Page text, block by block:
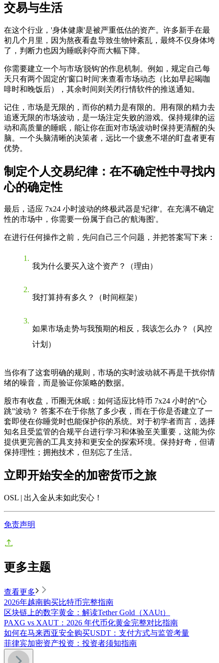
交易与生活
在这个行业，'身体健康'是被严重低估的资产。许多新手在最
初几个月里，因为熬夜看盘导致生物钟紊乱，最终不仅身体垮
了，判断力也因为睡眠剥夺而大幅下降。
你需要建立一个与市场'脱钩'的作息机制。例如，规定自己每
天只有两个固定的'窗口时间'来查看市场动态（比如早起喝咖
啡时和晚饭后），其余时间则关闭行情软件的推送通知。
记住，市场是无限的，而你的精力是有限的。用有限的精力去
追逐无限的市场波动，是一场注定失败的游戏。保持规律的运
动和高质量的睡眠，能让你在面对市场波动时保持更清醒的头
脑。一个头脑清晰的决策者，远比一个疲惫不堪的盯盘者更有
优势。
制定个人交易纪律：在不确定性中寻找内
心的确定性
最后，适应 7x24 小时波动的终极武器是'纪律'。在充满不确定
性的市场中，你需要一份属于自己的'航海图'。
在进行任何操作之前，先问自己三个问题，并把答案写下来：
我为什么要买入这个资产？（理由）
我打算持有多久？（时间框架）
如果市场走势与我预期的相反，我该怎么办？（风控
计划）
当你有了这套明确的规则，市场的实时波动就不再是干扰你情
绪的噪音，而是验证你策略的数据。
股市有收盘，币圈无休眠：如何适应比特币 7x24 小时的“心
跳”波动？ 答案不在于你熬了多少夜，而在于你是否建立了一
套即使在你睡觉时也能保护你的系统。对于初学者而言，选择
知名且受监管的合规平台进行学习和体验至关重要，这能为你
提供更完善的工具支持和更安全的探索环境。保持好奇，但请
保持理性；拥抱技术，但别忘了生活。
立即开始安全的加密货币之旅
OSL | 出入金从未如此安心 ！
免责声明
更多主题
查看更多
2026年越南购买比特币完整指南
区块链上的数字黄金：解读Tether Gold（XAUt）
PAXG vs XAUT：2026 年代币化黄金完整对比指南
如何在马来西亚安全购买USDT：支付方式与监管考量
菲律宾加密资产投资：投资者须知指南